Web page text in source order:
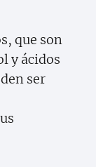
que son
y ácidos
ser